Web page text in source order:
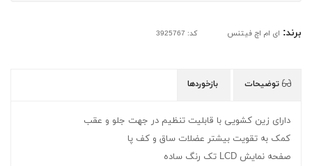
برند: ای ام اچ فیتنس کد: 3925767
توضیحات بازخوردها
دارای زین کشویی با قابلیت تنظیم در جهت جلو و عقب
کمک به تقویت بیشتر عضلات ساق و کف پا
صفحه نمایش LCD تک رنگ ساده